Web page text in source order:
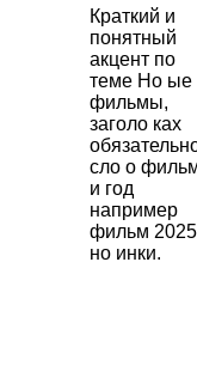
Краткий и
понятный
акцент по
теме Но ые
фильмы,
заголо ках
сло о
и год
например
фильм 2025
но инки.